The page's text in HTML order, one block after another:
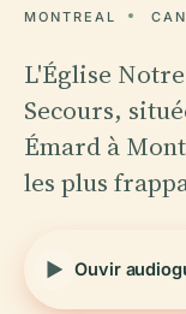
MONTREAL
L'Église
Secours,
Émard à
les plus
Ouvir